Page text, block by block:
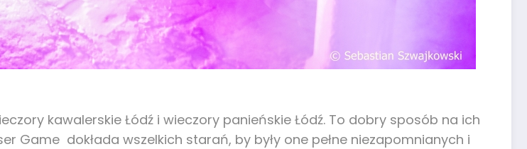
kawalerskie Łódź i wieczory panieńskie Łódź. To dobry sposób na ich
Game dokłada wszelkich starań, by były one pełne niezapomnianych i